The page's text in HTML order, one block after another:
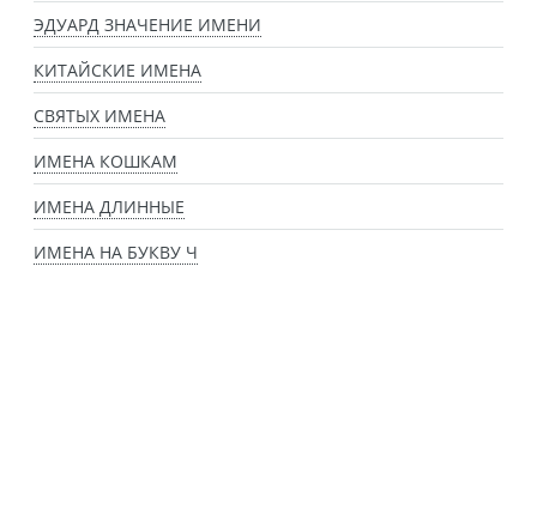
ЭДУАРД ЗНАЧЕНИЕ ИМЕНИ
КИТАЙСКИЕ ИМЕНА
СВЯТЫХ ИМЕНА
ИМЕНА КОШКАМ
ИМЕНА ДЛИННЫЕ
ИМЕНА НА БУКВУ Ч